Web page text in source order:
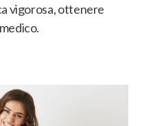
vigorosa, ottenere